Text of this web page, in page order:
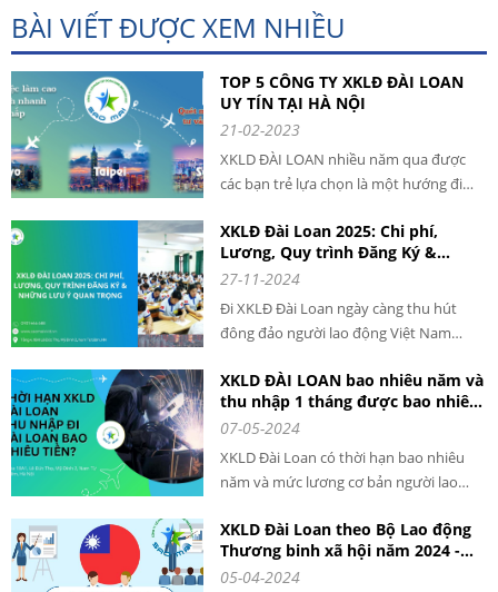
BÀI VIẾT ĐƯỢC XEM NHIỀU
TOP 5 CÔNG TY XKLĐ ĐÀI LOAN
UY TÍN TẠI HÀ NỘI
21-02-2023
XKLD ĐÀI LOAN nhiều năm qua được
các bạn trẻ lựa chọn là một hướng đi
thu nhập. Mỗi năm có hàng ngàn lao
động VIỆT NAM qua ĐÀI LOAN làm việc
với mức thu nhập cao và ổn định.
XKLĐ Đài Loan 2025: Chi phí,
Lương, Quy trình Đăng Ký &
Những Lưu Ý Quan Trọng cho
LOAN
27-11-2024
Đi XKLĐ Đài Loan ngày càng thu hút
đông đảo người lao động Việt Nam
mức lương ổn định và quy trình rõ ràng,
XKLĐ Đài Loan năm 2025 là cơ hội tuyệt
vời để bạn nâng cao thu nhập và phát
triển bản thân.
XKLD ĐÀI LOAN bao nhiêu năm và
thu nhập 1 tháng được bao nhiêu
tiền?
07-05-2024
XKLD Đài Loan có thời hạn bao nhiêu
năm và mức lương cơ bản người lao
là câu hỏi được rất nhiều người đặt ra
khi tìm hiểu về xuất khẩu lao động tại
Đài Loan. Theo thông tin mới nhất từ
XKLD Đài Loan theo Bộ Lao động
Thương binh xã hội năm 2024 -
THÔNG TIN CHI TIẾT
05-04-2024